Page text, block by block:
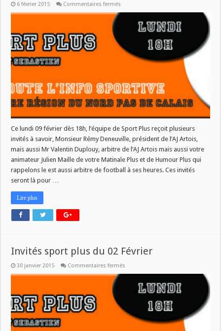
6 février 2015 Commentaires fermés
Février
Ce lundi 09 février dès 18h, l’équipe de Sport Plus reçoit plusieurs
invités à savoir, Monsieur Rémy Deneuville, président de l’AJ Artois,
mais aussi Mr Valentin Duplouy, arbitre de l’AJ Artois mais aussi votre
animateur Julien Maille de votre Matinale Plus et de Humour Plus qui
rappelons le est aussi arbitre de football à ses heures. Ces invités
seront là pour …
Lire plus
Invités sport plus du 02 Février
30 janvier 2015 Commentaires fermés